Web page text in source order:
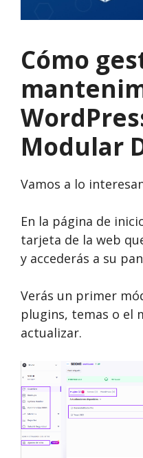
Cómo
Modular
Vamos a lo
En la página de
tarjeta de la web
y accederás a su
Verás un primer
plugins, temas o el
actualizar.